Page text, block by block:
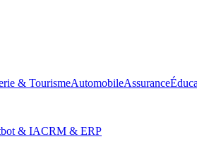
& TourismeAutomobileAssurance
& IACRM & ERP